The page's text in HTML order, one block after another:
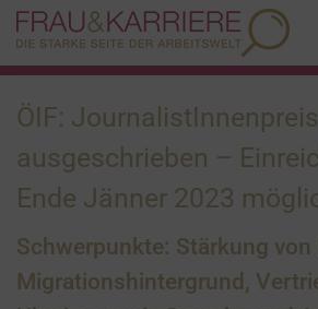
ÖIF:
ausgeschrieben –
Ende Jänner 2023
Schwerpunkte: Stärkung von
Migrationshintergrund,